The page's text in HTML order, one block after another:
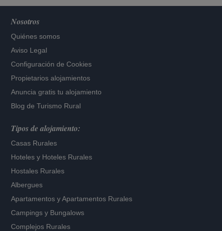
Nosotros
Quiénes somos
Aviso Legal
Configuración de Cookies
Propietarios alojamientos
Anuncia gratis tu alojamiento
Blog de Turismo Rural
Tipos de alojamiento:
Casas Rurales
Hoteles y Hoteles Rurales
Hostales Rurales
Albergues
Apartamentos yApartamentos Rurales
Campings y Bungalows
Complejos Rurales